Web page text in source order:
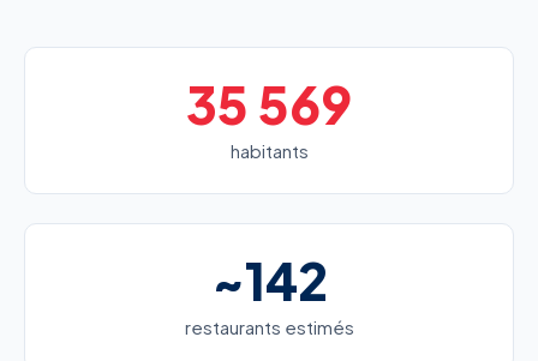
35 569
habitants
~142
restaurants estimés